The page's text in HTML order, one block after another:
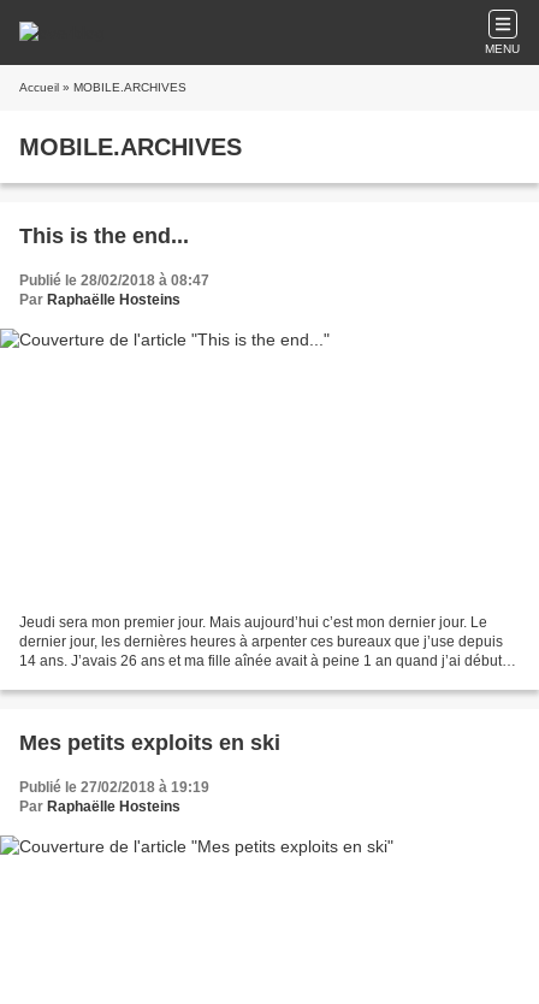
MENU
Accueil » MOBILE.ARCHIVES
MOBILE.ARCHIVES
This is the end...
Publié le 28/02/2018 à 08:47
Par Raphaëlle Hosteins
Jeudi sera mon premier jour. Mais aujourd’hui c’est mon dernier jour. Le
dernier jour, les dernières heures à arpenter ces bureaux que j’use depuis
14 ans. J’avais 26 ans et ma fille aînée avait à peine 1 an quand j’ai débuté.
Mes petits exploits en ski
Publié le 27/02/2018 à 19:19
Par Raphaëlle Hosteins